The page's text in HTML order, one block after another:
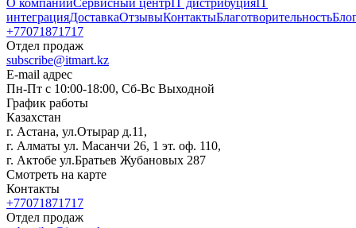
О компанииСервисный центрIT дистрибуцияIT
интеграцияДоставкаОтзывыКонтактыБлаготворительность
+77071871717
Отдел продаж
subscribe@itmart.kz
E-mail адрес
Пн-Пт с 10:00-18:00, Сб-Вс Выходной
График работы
Казахстан
г. Астана, ул.Отырар д.11,
г. Алматы ул. Масанчи 26, 1 эт. оф. 110,
г. Актобе ул.Братьев Жубановых 287
Смотреть на карте
Контакты
+77071871717
Отдел продаж